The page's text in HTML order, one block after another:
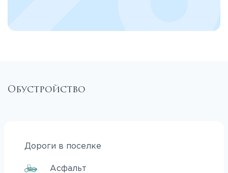
Обустройство
Дороги в поселке
Асфальт